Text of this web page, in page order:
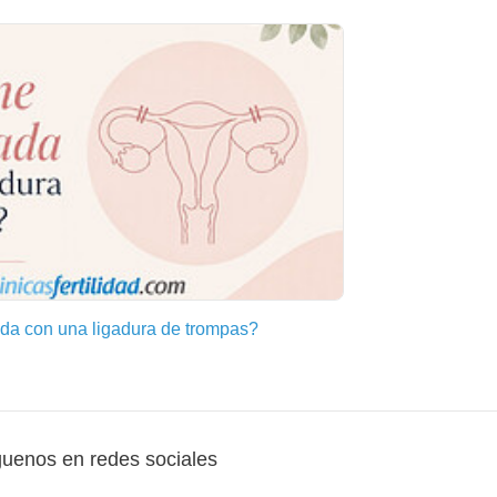
con una ligadura de trompas?
en redes sociales